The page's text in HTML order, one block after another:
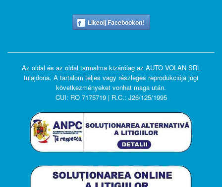
Likeolj Facebookon!
Az oldal és az oldal tarmalma kizárólag az AUTO VOLAN SRL
tulajdona. A tartalom teljes vagy részleges reprodukciója jogi
következményeket vonhat maga után.
CUI: RO 7175719 | R.C.: J26/125/1995